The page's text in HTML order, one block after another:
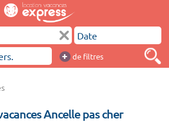
+ de filtres
Ancelle pas cher